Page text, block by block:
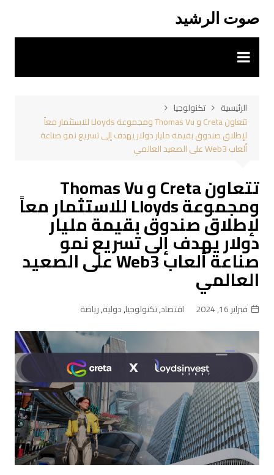
المحتوى
صوت الرشيد
الرئيسية
تكنولوجيا
تتعاون Creta و Thomas Vu ومجموعة Lloyds للاستثمار معاً
لإطلاق صندوق بقيمة مليار دولار يهدف إلى تسريع نمو صناعة
ألعاب Web3 على الصعيد العالمي
تتعاون Creta و Thomas Vu
ومجموعة Lloyds للاستثمار معاً
لإطلاق صندوق بقيمة مليار
دولار يهدف إلى تسريع نمو
صناعة ألعاب Web3 على الصعيد
العالمي
فبراير 16, 2024 اقتصاد,تكنولوجيا,دولية,رياضة